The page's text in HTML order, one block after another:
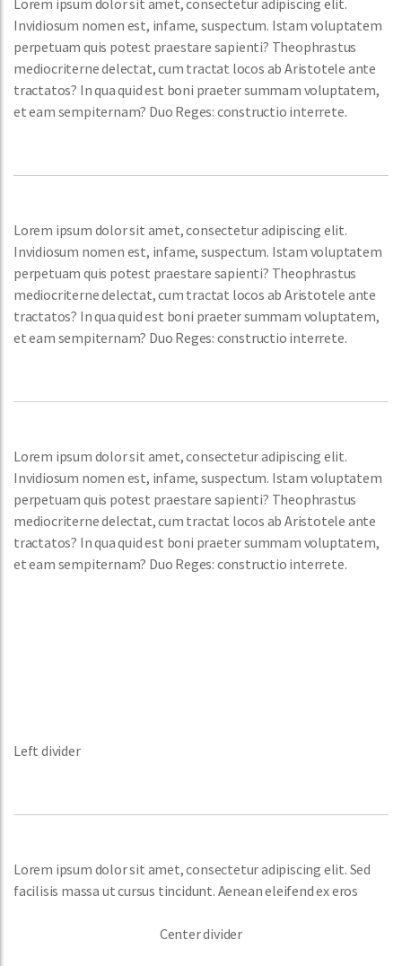
Lorem ipsum dolor sit amet, consectetur adipiscing elit.
Invidiosum nomen est, infame, suspectum. Istam voluptatem
perpetuam quis potest praestare sapienti? Theophrastus
mediocriterne delectat, cum tractat locos ab Aristotele ante
tractatos? In qua quid est boni praeter summam voluptatem,
et eam sempiternam? Duo Reges: constructio interrete.
Lorem ipsum dolor sit amet, consectetur adipiscing elit.
Invidiosum nomen est, infame, suspectum. Istam voluptatem
perpetuam quis potest praestare sapienti? Theophrastus
mediocriterne delectat, cum tractat locos ab Aristotele ante
tractatos? In qua quid est boni praeter summam voluptatem,
et eam sempiternam? Duo Reges: constructio interrete.
Lorem ipsum dolor sit amet, consectetur adipiscing elit.
Invidiosum nomen est, infame, suspectum. Istam voluptatem
perpetuam quis potest praestare sapienti? Theophrastus
mediocriterne delectat, cum tractat locos ab Aristotele ante
tractatos? In qua quid est boni praeter summam voluptatem,
et eam sempiternam? Duo Reges: constructio interrete.
Left divider
Lorem ipsum dolor sit amet, consectetur adipiscing elit. Sed
facilisis massa ut cursus tincidunt. Aenean eleifend ex eros
Center divider